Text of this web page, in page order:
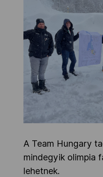
A Team Hungary
mindegyik olimpia
lehetnek.